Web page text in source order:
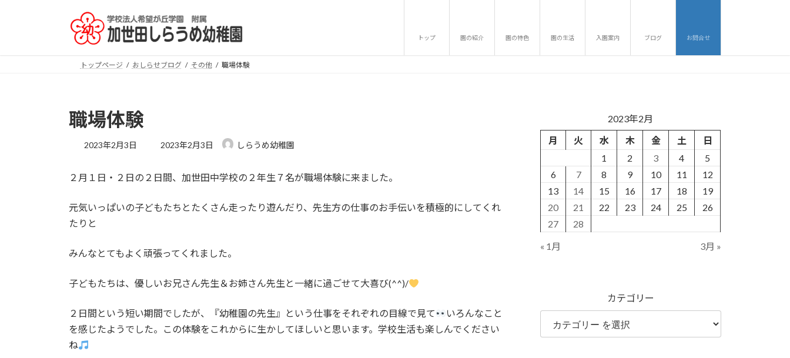
トップ 園の紹介 園の特色 園の生活 入園案内 ブログ お問合せ
トップページ おしらせブログ その他 職場体験
職場体験
2023年2月3日
最
新
時
:
2023年2月3日 しらうめ幼稚園
２月１日・２日の２日間、加世田中学校の２年生７名が職場体験に来ました。
元気いっぱいの子どもたちとたくさん走ったり遊んだり、先生方の仕事のお手伝いを積極的にしてくれ
たりと
みんなとてもよく頑張ってくれました。
子どもたちは、優しいお兄さん先生＆お姉さん先生と一緒に過ごせて大喜び(^^)/
２日間という短い期間でしたが、『幼稚園の先生』という仕事をそれぞれの目線で見て
いろんなこと
を感じたようでした。この体験をこれからに生かしてほしいと思います。学校生活も楽しんでください
ね
2023年2月
月
火 水 木 金 土
日
1
2 3 4
5
6
7 8 9 10 11
12
13
14 15 16 17 18
19
20
21 22 23 24 25
26
27
28
« 1月 3月 »
カテゴリー